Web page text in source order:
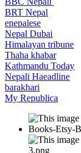
BRT Nepal
enepalese
Nepal Dubai
Himalayan tribune
Thaha khabar
Kathmandu Today
Nepali Haeadline
barakhari
My Republica